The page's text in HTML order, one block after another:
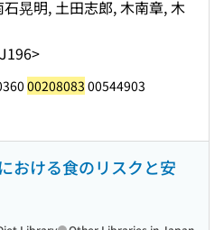
晃明, 土田志郎, 木南章, 木
00208083 00544903
おける食のリスクと安